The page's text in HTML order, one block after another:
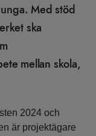
Med stöd
ska
mellan skola,
2024 och
är projektägare